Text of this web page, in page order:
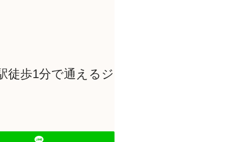
徒歩1分で通えるジ